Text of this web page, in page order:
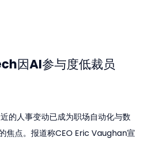
因AI参与度低裁员
的人事变动已成为职场自动化与数
焦点。报道称CEO Eric Vaughan宣